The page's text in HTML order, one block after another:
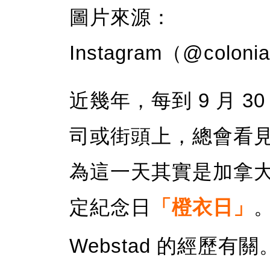
圖片來源：
Instagram（
近幾年，每到 9 月
司或街頭上，總會看
為這一天其實是加拿
定紀念日
「橙衣日」
Webstad 的經歷有關